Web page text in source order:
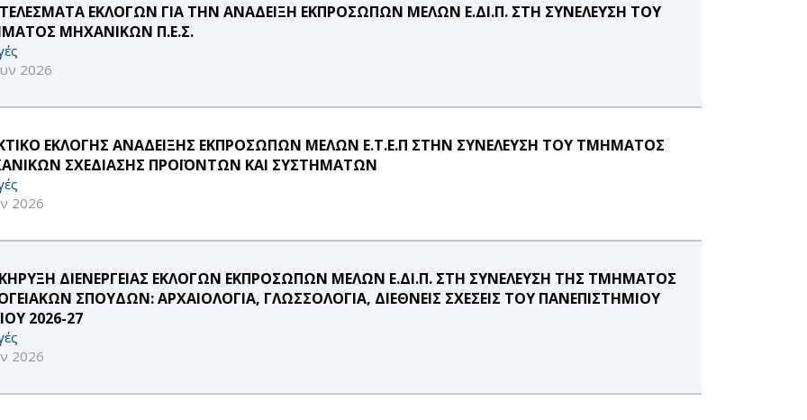
ΕΚΛΟΓΩΝ ΓΙΑ ΤΗΝ ΑΝΑΔΕΙΞΗ ΕΚΠΡΟΣΩΠΩΝ ΜΕΛΩΝ Ε.ΔΙ.Π. ΣΤΗ ΣΥΝΕΛΕΥΣΗ ΤΟΥ
ΜΗΧΑΝΙΚΩΝ Π.Ε.Σ.
2026
ΕΚΛΟΓΗΣ ΑΝΑΔΕΙΞΗΣ ΕΚΠΡΟΣΩΠΩΝ ΜΕΛΩΝ Ε.Τ.Ε.Π ΣΤΗΝ ΣΥΝΕΛΕΥΣΗ ΤΟΥ ΤΜΗΜΑΤΟΣ
ΣΧΕΔΙΑΣΗΣ ΠΡΟΪΟΝΤΩΝ ΚΑΙ ΣΥΣΤΗΜΑΤΩΝ
2026
ΔΙΕΝΕΡΓΕΙΑΣ ΕΚΛΟΓΩΝ ΕΚΠΡΟΣΩΠΩΝ ΜΕΛΩΝ Ε.ΔΙ.Π. ΣΤΗ ΣΥΝΕΛΕΥΣΗ ΤΗΣ ΤΜΗΜΑΤΟΣ
ΣΠΟΥΔΩΝ: ΑΡΧΑΙΟΛΟΓΙΑ, ΓΛΩΣΣΟΛΟΓΙΑ, ΔΙΕΘΝΕΙΣ ΣΧΕΣΕΙΣ ΤΟΥ ΠΑΝΕΠΙΣΤΗΜΙΟΥ
2026-27
2026